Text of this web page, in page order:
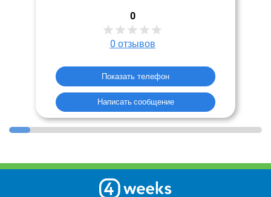
0
0 отзывов
Показать телефон
Написать сообщение